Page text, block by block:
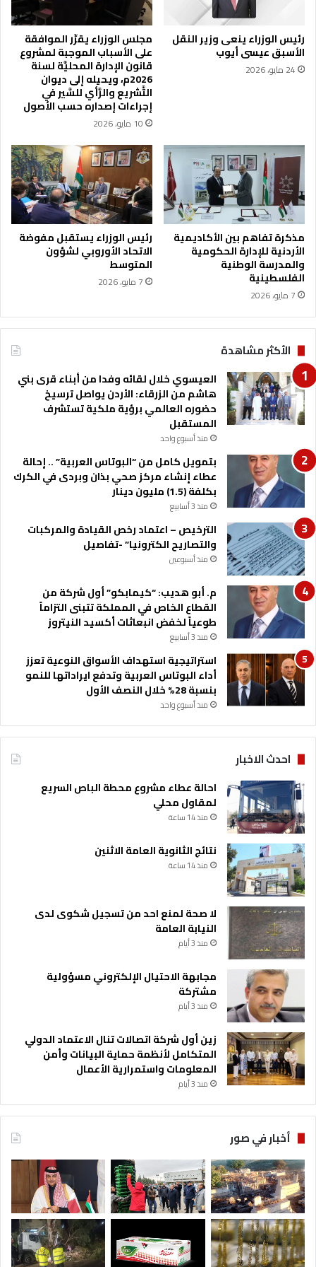
م
ن
ط
ل
ه
ة
و
ج
ب
ل
ا
ل
ص
ر
*
ب
ر
ا
ر
ي
ي
خ
د
م
ة
م
ز
ا
ع
ب
ن
ي
ك
ن
ا
ن
ة
رئيس الوزراء ينعى وزير النقل
الأسبق عيسى أيوب
24 مايو، 2026
مجلس الوزراء يقرِّر الموافقة
على الأسباب الموجبة لمشروع
قانون الإدارة المحليَّة لسنة
2026م، ويحيله إلى ديوان
التَّشريع والرَّأي للسَّير في
إجراءات إصداره حسب الأصول
10 مايو، 2026
مذكرة تفاهم بين الأكاديمية
الأردنية للإدارة الحكومية
والمدرسة الوطنية
الفلسطينية
7 مايو، 2026
رئيس الوزراء يستقبل مفوضة
الاتحاد الأوروبي لشؤون
المتوسط
7 مايو، 2026
الأكثر مشاهدة
العيسوي خلال لقائه وفدا من أبناء قرى بني
هاشم من الزرقاء: الأردن يواصل ترسيخ
حضوره العالمي برؤية ملكية تستشرف
المستقبل
منذ أسبوع واحد
بتمويل كامل من “البوتاس العربية” .. إحالة
عطاء إنشاء مركز صحي بذان وبردى في الكرك
بكلفة (1.5) مليون دينار
منذ 3 أسابيع
الترخيص – اعتماد رخص القيادة والمركبات
والتصاريح الكترونيا” -تفاصيل
منذ أسبوعين
م. أبو هديب: “كيمابكو” أول شركة من
القطاع الخاص في المملكة تتبنى التزاماً
طوعياً لخفض انبعاثات أكسيد النيتروز
منذ 3 أسابيع
استراتيجية استهداف الأسواق النوعية تعزز
أداء البوتاس العربية وتدفع ايراداتها للنمو
بنسبة 28% خلال النصف الأول
منذ أسبوع واحد
احدث الاخبار
احالة عطاء مشروع محطة الباص السريع
لمقاول محلي
منذ 14 ساعة
نتائج الثانوية العامة الاثنين
منذ 14 ساعة
لا صحة لمنع احد من تسجيل شكوى لدى
النيابة العامة
منذ 3 أيام
مجابهة الاحتيال الإلكتروني مسؤولية
مشتركة
منذ 3 أيام
زين أول شركة اتصالات تنال الاعتماد الدولي
المتكامل لأنظمة حماية البيانات وأمن
المعلومات واستمرارية الأعمال
منذ 3 أيام
أخبار في صور